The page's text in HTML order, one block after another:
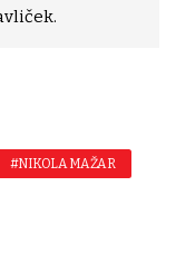
#NIKOLA MAŽAR